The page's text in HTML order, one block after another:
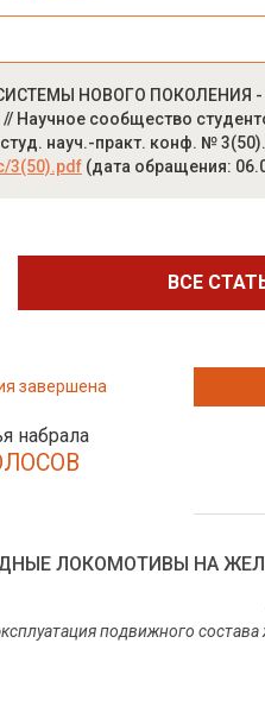
СИСТЕМЫ НОВОГО
сообщество
науч.-практ. конф. № 3(50).
3(50).pdf(дата обращения:
ВСЕ
завершена
набрала
ЛОКОМОТИВЫ НА
подвижного